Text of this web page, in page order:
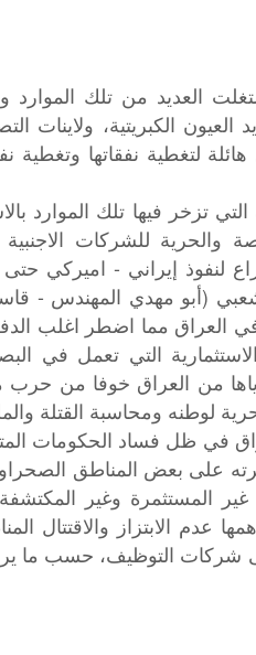
العديد من تلك الموارد
الكبريتية، ولاينات
لتغطية نفقاتها وتغطية
تزخر فيها تلك الموارد
والحرية للشركات
لنفوذ إيراني - اميركي
(أبو مهدي المهندس -
العراق مما اضطر اغلب
الاستثمارية التي تعمل في
من العراق خوفا من حرب
لوطنه ومحاسبة القتلة
في ظل فساد الحكومات
على بعض المناطق
المستثمرة وغير
عدم الابتزاز والاقتتال
شركات التوظيف، حسب ما